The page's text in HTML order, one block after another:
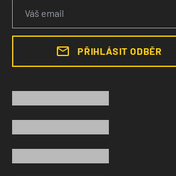
PŘIHLÁSIT ODBĚR